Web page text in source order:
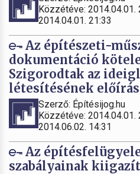
Közzétéve:
2014.04.01. 21:33
Az építészeti-
dokumentáció
Szigorodtak az
létesítésének
Szerző: Építésijog.hu
Közzétéve:
2014.06.02. 14:31
Az
szabályainak